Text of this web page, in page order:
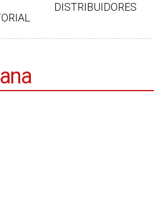
DISTRIBUIDORES